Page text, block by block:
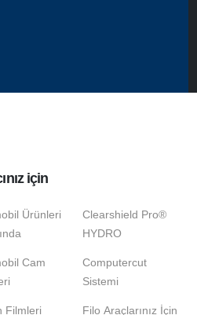
için
Ürünleri
Cam
Filmleri
Clearshield Pro®
HYDRO
Computercut
Sistemi
Filo Araçlarınız İçin